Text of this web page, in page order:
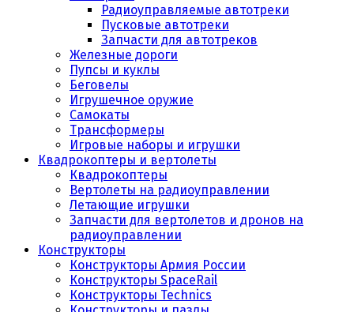
Радиоуправляемые автотреки
Пусковые автотреки
Запчасти для автотреков
Железные дороги
Пупсы и куклы
Беговелы
Игрушечное оружие
Самокаты
Трансформеры
Игровые наборы и игрушки
Квадрокоптеры и вертолеты
Квадрокоптеры
Вертолеты на радиоуправлении
Летающие игрушки
Запчасти для вертолетов и дронов на
радиоуправлении
Конструкторы
Конструкторы Армия России
Конструкторы SpaceRail
Конструкторы Technics